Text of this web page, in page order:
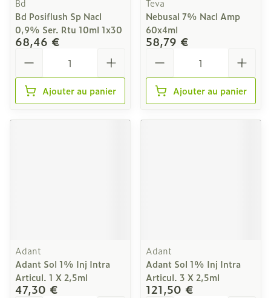
Bd
Bd Posiflush Sp Nacl
0,9% Ser. Rtu 10ml 1x30
68,46 €
Ajouter au panier
Teva
Nebusal 7% Nacl Amp
60x4ml
58,79 €
Ajouter au panier
Adant
Adant Sol 1% Inj Intra
Articul. 1 X 2,5ml
47,30 €
Adant
Adant Sol 1% Inj Intra
Articul. 3 X 2,5ml
121,50 €